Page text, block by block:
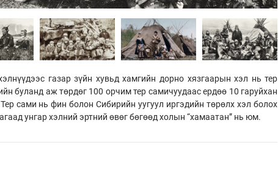
газар зүйн хувьд хамгийн дорно хязгаарын хэл нь тер
буланд аж төрдөг 100 орчим тер самичуудаас ердөө 10 гаруйхан
сами нь фин болон Сибирийн уугуул иргэдийн төрөлх хэл болох
унгар хэлний эртний өвөг бөгөөд холын “хамаатан” нь юм.